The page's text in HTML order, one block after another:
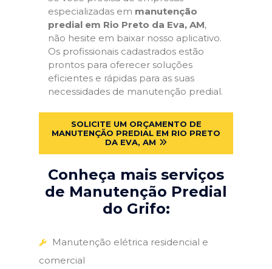
especializadas em manutenção
predial em Rio Preto da Eva, AM,
não hesite em baixar nosso aplicativo.
Os profissionais cadastrados estão
prontos para oferecer soluções
eficientes e rápidas para as suas
necessidades de manutenção predial.
SOLICITE UM ORÇAMENTO DE
MANUTENÇÃO PREDIAL EM RIO PRETO
DA EVA, AM
Conheça mais serviços
de Manutenção Predial
do Grifo:
Manutenção elétrica residencial e
comercial